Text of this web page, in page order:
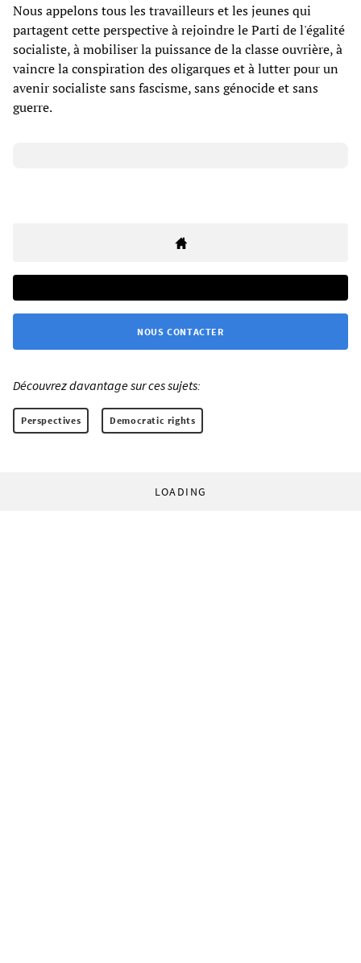
Nous appelons tous les travailleurs et les jeunes qui
partagent cette perspective à rejoindre le Parti de l'égalité
socialiste, à mobiliser la puissance de la classe ouvrière, à
vaincre la conspiration des oligarques et à lutter pour un
avenir socialiste sans fascisme, sans génocide et sans
guerre.
NOUS CONTACTER
Découvrez davantage sur ces sujets:
Perspectives Democratic rights
LOADING